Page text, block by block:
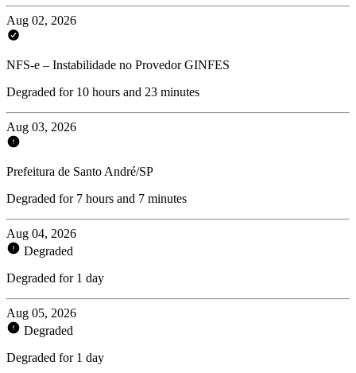
Aug 02, 2026
NFS-e – Instabilidade no Provedor GINFES
Degraded for 10 hours and 23 minutes
Aug 03, 2026
Prefeitura de Santo André/SP
Degraded for 7 hours and 7 minutes
Aug 04, 2026
Degraded
Degraded for 1 day
Aug 05, 2026
Degraded
Degraded for 1 day